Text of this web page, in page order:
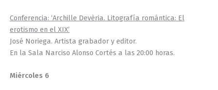
Conferencia: ‘Archille Devèria. Litografía romántica: El
erotismo en el XIX’
José Noriega. Artista grabador y editor.
En la Sala Narciso Alonso Cortés a las 20:00 horas.
Miércoles 6